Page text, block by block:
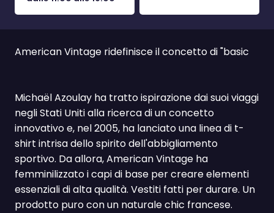
American Vintage ridefinisce il concetto di "basic
Michaël Azoulay ha tratto ispirazione dai suoi viaggi
negli Stati Uniti alla ricerca di un concetto
innovativo e, nel 2005, ha lanciato una linea di t-
shirt intrisa dello spirito dell'abbigliamento
sportivo. Da allora, American Vintage ha
femminilizzato i capi di base per creare elementi
essenziali di alta qualità. Vestiti fatti per durare. Un
prodotto puro con un naturale chic francese.